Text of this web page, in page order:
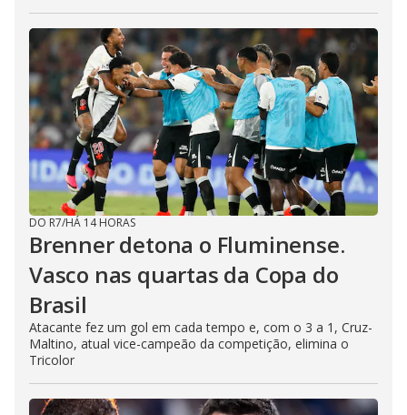
DO R7/HÁ 14 HORAS
Brenner detona o Fluminense.
Vasco nas quartas da Copa do
Brasil
Atacante fez um gol em cada tempo e, com o 3 a 1, Cruz-
Maltino, atual vice-campeão da competição, elimina o
Tricolor